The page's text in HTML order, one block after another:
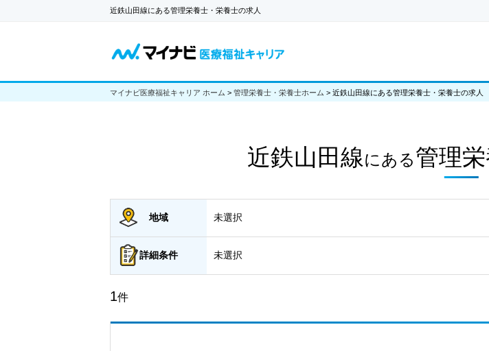
近鉄山田線にある管理栄養士・栄養士の求人
マイナビ医療福祉キャリア ホーム > 管理栄養士・栄養士ホーム > 近鉄山田線にある管理栄養士・栄養士の求人
近鉄山田線にある管理
地域 未選択
詳細条件 未選択
1件